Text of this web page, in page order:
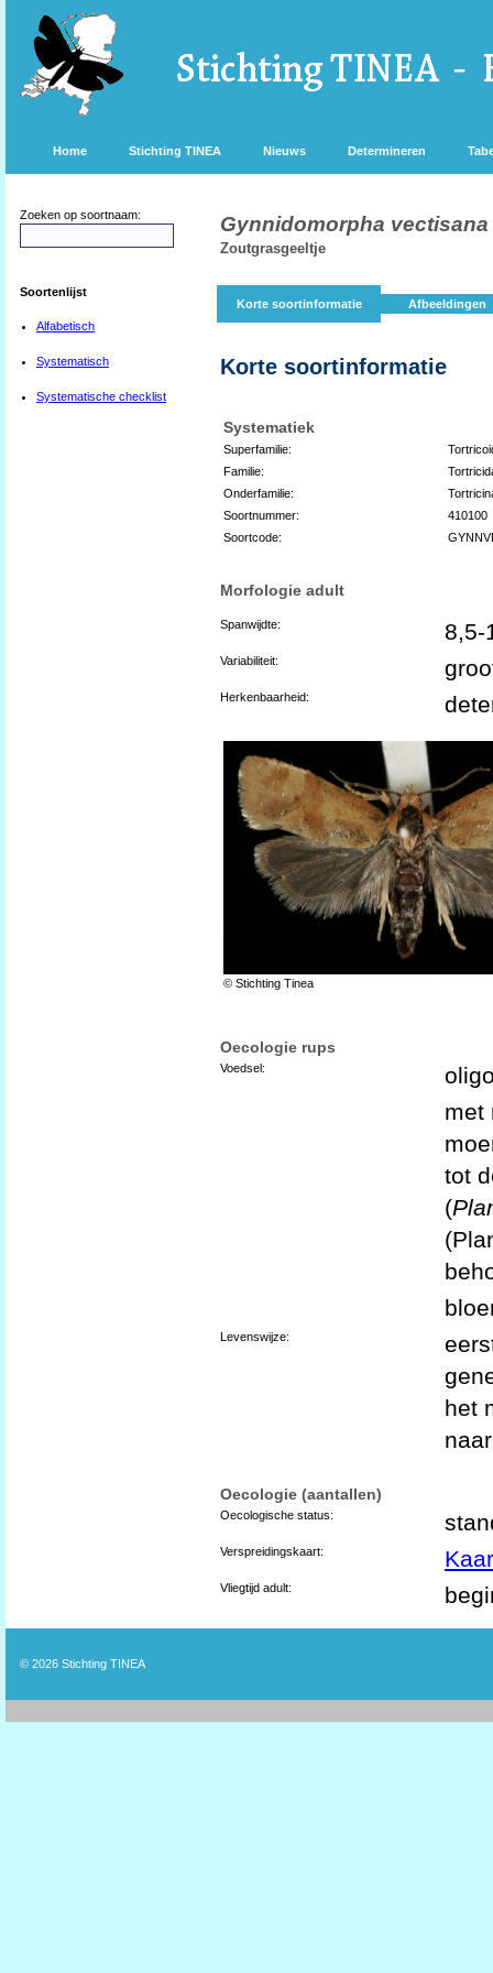
Home Stichting TINEA Nieuws Determineren
Zoeken op soortnaam:
Soortenlijst
Alfabetisch
Systematisch
Systematische checklist
Gynnidomorpha vectisana
Zoutgrasgeeltje
Korte soortinformatie Afbeeldingen
Korte soortinformatie
Systematiek
Superfamilie:
Familie:
Onderfamilie:
Soortnummer:
410100
Soortcode:
Morfologie adult
Spanwijdte: 8,5-
Variabiliteit:
Herkenbaarheid:
© Stichting Tinea
Oecologie rups
Voedsel:
met
tot
(
Levenswijze:
het
Oecologie (aantallen)
Oecologische status:
Verspreidingskaart:
Vliegtijd adult:
© 2026 Stichting TINEA